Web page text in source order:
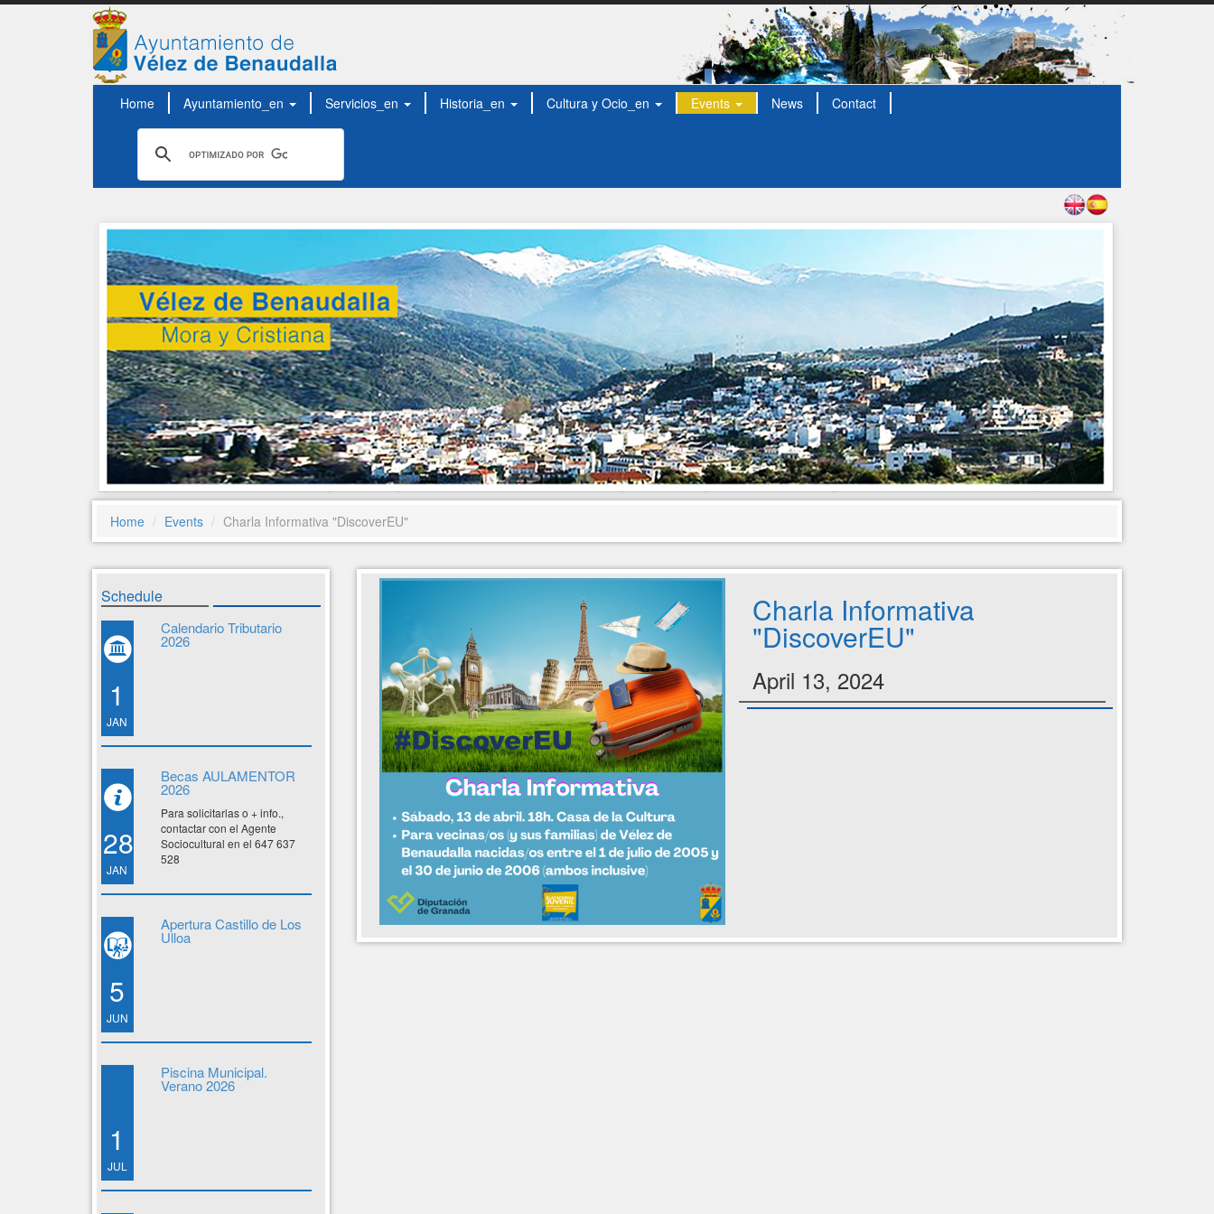
Home Ayuntamiento_en Servicios_en Historia_en Cultura y Ocio_en Events News Contact
Home Events Charla Informativa "DiscoverEU"
Schedule
1
JAN
Calendario Tributario
2026
28
JAN
Becas AULAMENTOR
2026
Para solicitarlas o + info.,
contactar con el Agente
Sociocultural en el 647 637
528
5
JUN
Apertura Castillo de Los
Ulloa
1
JUL
Piscina Municipal.
Verano 2026
Charla Informativa
"DiscoverEU"
April 13, 2024